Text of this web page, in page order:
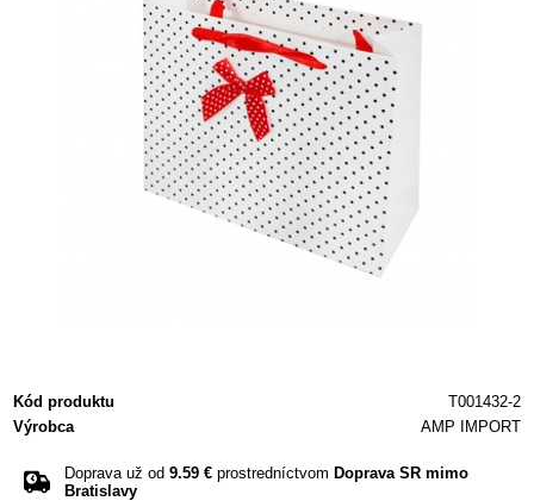
Kód produktu
T001432-2
Výrobca
AMP IMPORT
Doprava už od 9.59 € prostredníctvom Doprava SR mimo
Bratislavy